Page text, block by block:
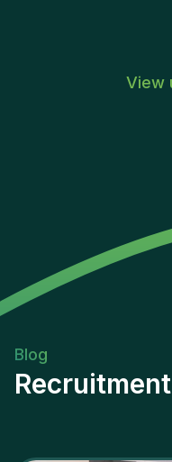
Success:This role is
identified, managed,
View
Blog